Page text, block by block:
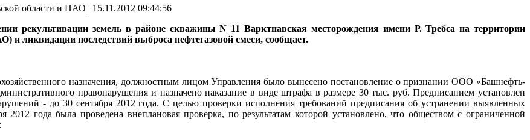
области и НАО | 15.11.2012 09:44:56
рекультивации земель в районе скважины N 11 Варктнавская месторождения имени Р. Требса на территории
и ликвидации последствий выброса нефтегазовой смеси, сообщает.
назначения, должностным лицом Управления было вынесено постановление о признании ООО «Башнефть-
правонарушения и назначено наказание в виде штрафа в размере 30 тыс. руб. Предписанием установлен
- до 30 сентября 2012 года. С целью проверки исполнения требований предписания об устранении выявленных
года была проведена внеплановая проверка, по результатам которой установлено, что обществом с ограниченной